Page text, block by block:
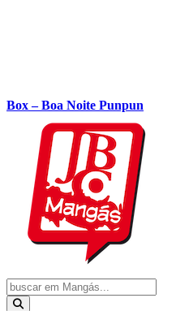
Box – Boa Noite Punpun